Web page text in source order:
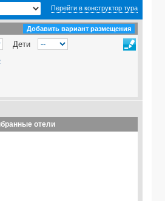
Перейти в конструктор тура
Добавить вариант размещения
Дети
отели